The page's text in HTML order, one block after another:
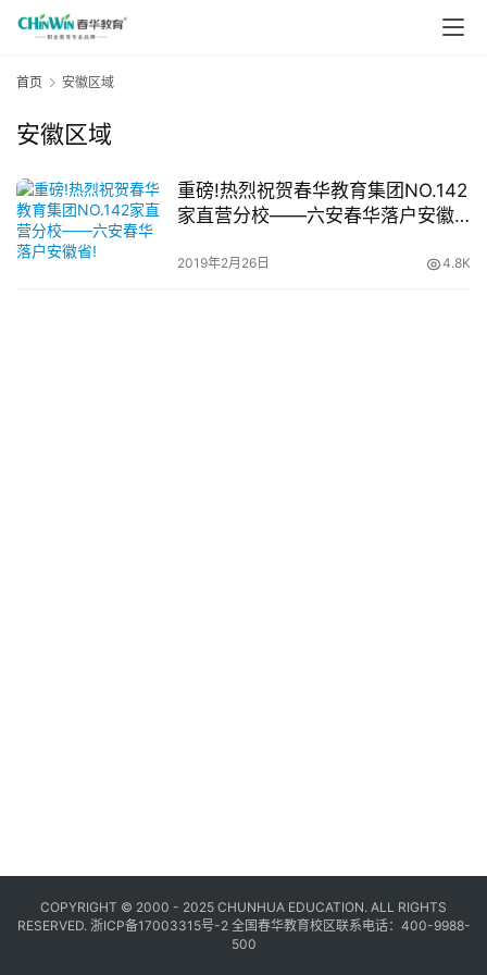
首页 安徽区域
安徽区域
重磅!热烈祝贺春华教育集团NO.142
家直营分校——六安春华落户安徽
2019年2月26日 4.8K
COPYRIGHT © 2000 - 2025 CHUNHUA EDUCATION. ALL RIGHTS
RESERVED. 浙ICP备17003315号-2全国春华教育校区联系电话：400-9988-
500